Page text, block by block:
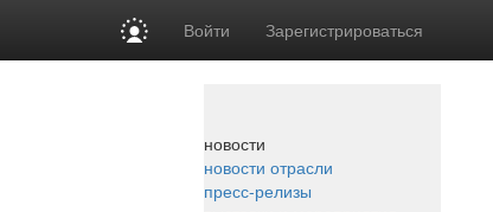
Войти Зарегистрироваться
новости
новости отрасли
пресс-релизы